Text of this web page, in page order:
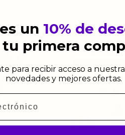
un 10% de
primera
para recibir acceso a
novedades y mejores ofertas.